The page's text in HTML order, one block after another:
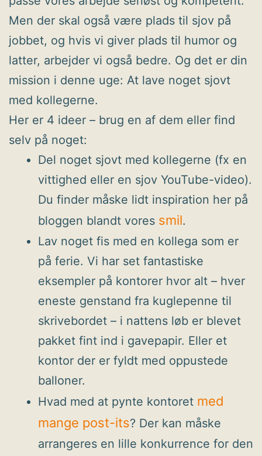
Men der skal også være plads til sjov på
jobbet, og hvis vi giver plads til humor og
latter, arbejder vi også bedre. Og det er din
mission i denne uge: At lave noget sjovt
med kollegerne.
Her er 4 ideer – brug en af dem eller find
selv på noget:
Del noget sjovt med kollegerne (fx en
vittighed eller en sjov YouTube-video).
Du finder måske lidt inspiration her på
bloggen blandt vores smil.
Lav noget fis med en kollega som er
på ferie. Vi har set fantastiske
eksempler på kontorer hvor alt – hver
eneste genstand fra kuglepenne til
skrivebordet – i nattens løb er blevet
pakket fint ind i gavepapir. Eller et
kontor der er fyldt med oppustede
balloner.
Hvad med at pynte kontoret med
mange post-its? Der kan måske
arrangeres en lille konkurrence for den